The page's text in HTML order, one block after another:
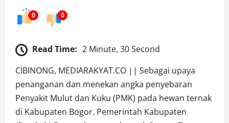
0 0
Read Time: 2 Minute, 30 Second
CIBINONG, MEDIARAKYAT.CO || Sebagai upaya
penanganan dan menekan angka penyebaran
Penyakit Mulut dan Kuku (PMK) pada hewan ternak
di Kabupaten Bogor. Pemerintah Kabupaten